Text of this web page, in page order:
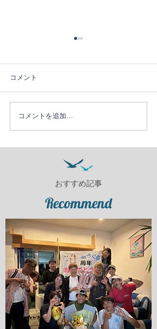
かなう１０周年ツア
ー！！
コメント
コメントを追加…
おすすめ記事
Recommend